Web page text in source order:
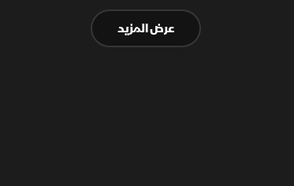
تقليص الإنفاق لمواجهة تراجع القدرة الشرائية.
عرض المزيد